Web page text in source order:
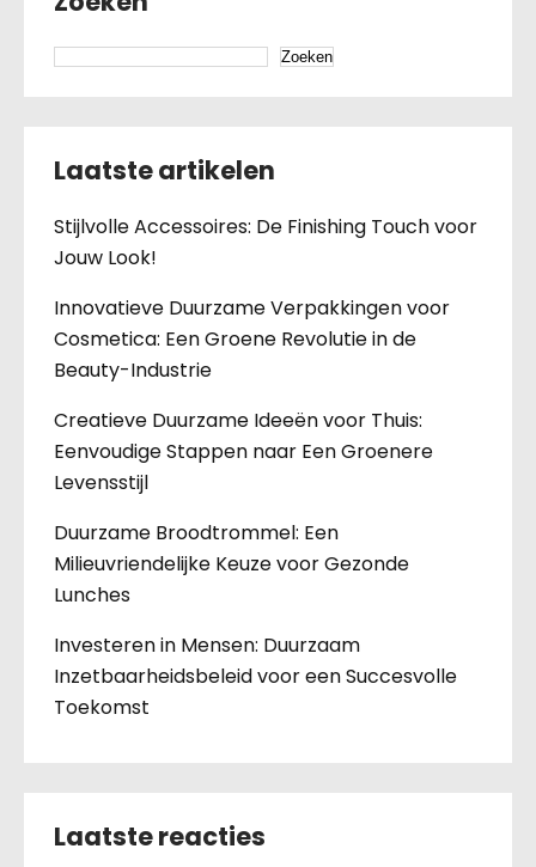
Zoeken
Laatste artikelen
Stijlvolle Accessoires: De Finishing Touch voor
Jouw Look!
Innovatieve Duurzame Verpakkingen voor
Cosmetica: Een Groene Revolutie in de
Beauty-Industrie
Creatieve Duurzame Ideeën voor Thuis:
Eenvoudige Stappen naar Een Groenere
Levensstijl
Duurzame Broodtrommel: Een
Milieuvriendelijke Keuze voor Gezonde
Lunches
Investeren in Mensen: Duurzaam
Inzetbaarheidsbeleid voor een Succesvolle
Toekomst
Laatste reacties